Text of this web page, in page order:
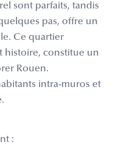
sont parfaits, tandis
pas, offre un
Ce quartier
histoire, constitue un
Rouen.
intra-muros et
: